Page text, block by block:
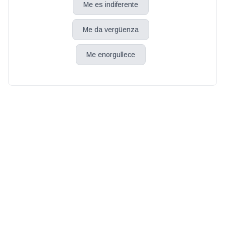
Me es indiferente
Me da vergüenza
Me enorgullece